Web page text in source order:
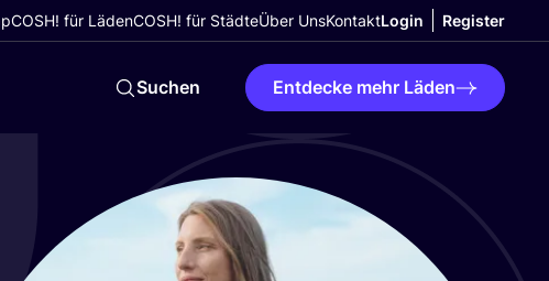
COSH! für LädenCOSH! für StädteÜber UnsKontaktLogin Register
Suchen Entdecke mehr Läden